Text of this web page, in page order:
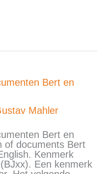
Bert en
Mahler
Bert en
of documents Bert
Kenmerk
Een kenmerk